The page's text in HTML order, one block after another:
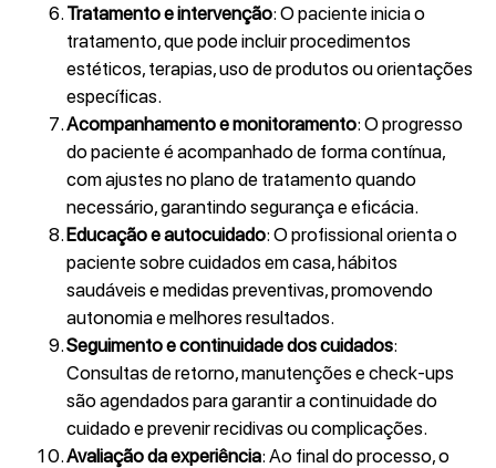
Tratamento e intervenção: O paciente inicia o
tratamento, que pode incluir procedimentos
estéticos, terapias, uso de produtos ou orientações
específicas.
Acompanhamento e monitoramento: O progresso
do paciente é acompanhado de forma contínua,
com ajustes no plano de tratamento quando
necessário, garantindo segurança e eficácia.
Educação e autocuidado: O profissional orienta o
paciente sobre cuidados em casa, hábitos
saudáveis e medidas preventivas, promovendo
autonomia e melhores resultados.
Seguimento e continuidade dos cuidados:
Consultas de retorno, manutenções e check-ups
são agendados para garantir a continuidade do
cuidado e prevenir recidivas ou complicações.
Avaliação da experiência: Ao final do processo, o